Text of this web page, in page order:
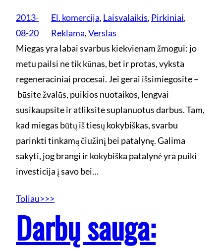
2013-
08-20
El. komercija, Laisvalaikis, Pirkiniai
Reklama, Verslas
Miegas yra labai svarbus kiekvienam žmogui: jo
metu pailsi ne tik kūnas, bet ir protas, vyksta
regeneraciniai procesai. Jei gerai išsimiegosite –
būsite žvalūs, puikios nuotaikos, lengvai
susikaupsite ir atliksite suplanuotus darbus. Tam,
kad miegas būtų iš tiesų kokybiškas, svarbu
parinkti tinkamą čiužinį bei patalynę. Galima
sakyti, jog brangi ir kokybiška patalynė yra puiki
investicija į savo bei…
Toliau>>>
Darbų sauga: